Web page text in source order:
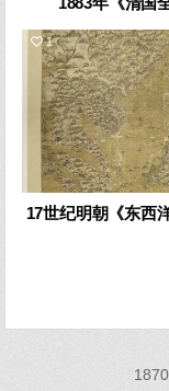
1
17世纪明朝《东西